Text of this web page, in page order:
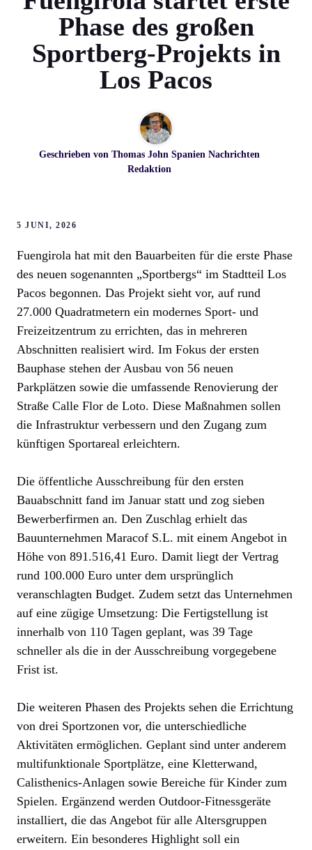
Phase des großen
Sportberg-Projekts in
Los Pacos
Geschrieben von Thomas JohnSpanien Nachrichten
Redaktion
5 JUNI, 2026
Fuengirola hat mit den Bauarbeiten für die erste Phase
des neuen sogenannten „Sportbergs“ im Stadtteil Los
Pacos begonnen. Das Projekt sieht vor, auf rund
27.000 Quadratmetern ein modernes Sport- und
Freizeitzentrum zu errichten, das in mehreren
Abschnitten realisiert wird. Im Fokus der ersten
Bauphase stehen der Ausbau von 56 neuen
Parkplätzen sowie die umfassende Renovierung der
Straße Calle Flor de Loto. Diese Maßnahmen sollen
die Infrastruktur verbessern und den Zugang zum
künftigen Sportareal erleichtern.
Die öffentliche Ausschreibung für den ersten
Bauabschnitt fand im Januar statt und zog sieben
Bewerberfirmen an. Den Zuschlag erhielt das
Bauunternehmen Maracof S.L. mit einem Angebot in
Höhe von 891.516,41 Euro. Damit liegt der Vertrag
rund 100.000 Euro unter dem ursprünglich
veranschlagten Budget. Zudem setzt das Unternehmen
auf eine zügige Umsetzung: Die Fertigstellung ist
innerhalb von 110 Tagen geplant, was 39 Tage
schneller als die in der Ausschreibung vorgegebene
Frist ist.
Die weiteren Phasen des Projekts sehen die Errichtung
von drei Sportzonen vor, die unterschiedliche
Aktivitäten ermöglichen. Geplant sind unter anderem
multifunktionale Sportplätze, eine Kletterwand,
Calisthenics-Anlagen sowie Bereiche für Kinder zum
Spielen. Ergänzend werden Outdoor-Fitnessgeräte
installiert, die das Angebot für alle Altersgruppen
erweitern. Ein besonderes Highlight soll ein